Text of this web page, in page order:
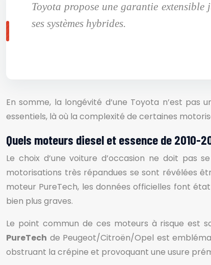
Toyota propose une garantie
ses systèmes hybrides.
En somme, la longévité d’une Toyota n’est
essentiels, là où la complexité de certaines
Quels moteurs diesel et essence de 2010-
Le choix d’une voiture d’occasion ne doit pas
motorisations très répandues se sont révélées
moteur PureTech, les données officielles font
bien plus graves.
Le point commun de ces moteurs à risque est
PureTech de Peugeot/Citroën/Opel est
obstruant la crépine et provoquant une usure